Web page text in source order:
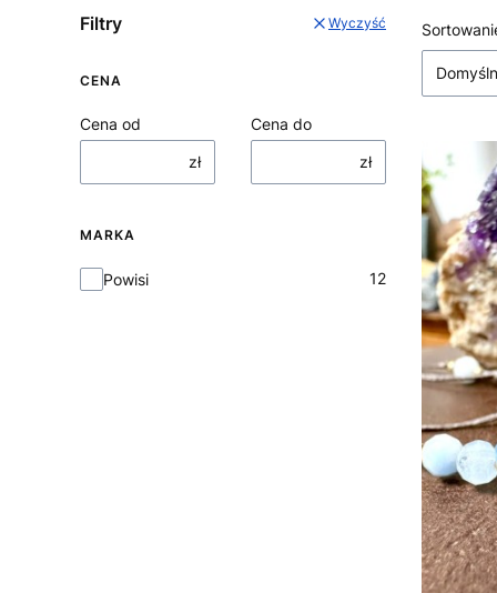
Filtry Wyczyść
CENA
Cena od
zł
Cena do
zł
MARKA
Marka
Powisi 12
Lista